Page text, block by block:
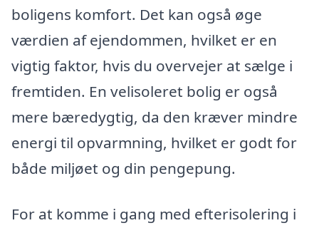
boligens komfort. Det kan også øge
værdien af ejendommen, hvilket er en
vigtig faktor, hvis du overvejer at sælge i
fremtiden. En velisoleret bolig er også
mere bæredygtig, da den kræver mindre
energi til opvarmning, hvilket er godt for
både miljøet og din pengepung.
For at komme i gang med efterisolering i